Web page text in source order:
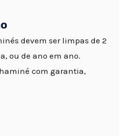
devem ser limpas de 2
ou de ano em ano.
com garantia,